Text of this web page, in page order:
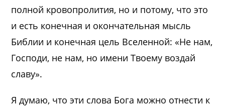
полной кровопролития, но и потому, что это
и есть конечная и окончательная мысль
Библии и конечная цель Вселенной: «Не нам,
Господи, не нам, но имени Твоему воздай
славу».
Я думаю, что эти слова Бога можно отнести к